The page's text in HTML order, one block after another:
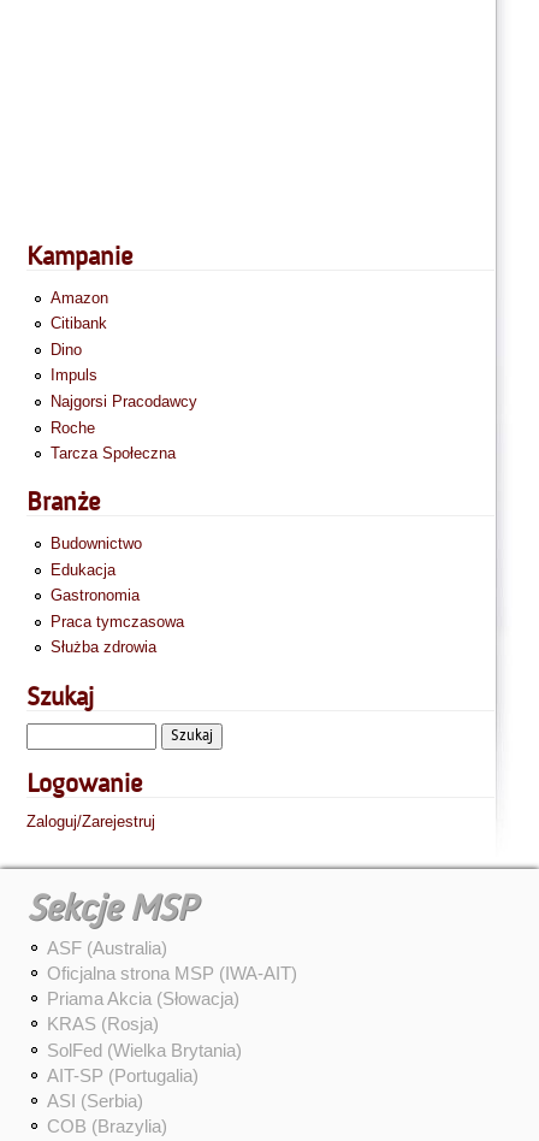
Kampanie
Amazon
Citibank
Dino
Impuls
Najgorsi Pracodawcy
Roche
Tarcza Społeczna
Branże
Budownictwo
Edukacja
Gastronomia
Praca tymczasowa
Służba zdrowia
Szukaj
Logowanie
Zaloguj/Zarejestruj
Sekcje MSP
ASF (Australia)
Oficjalna strona MSP (IWA-AIT)
Priama Akcia (Słowacja)
KRAS (Rosja)
SolFed (Wielka Brytania)
AIT-SP (Portugalia)
ASI (Serbia)
COB (Brazylia)